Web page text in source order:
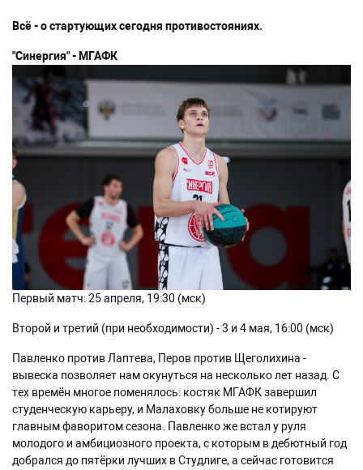
Всё - о стартующих сегодня противостояниях.
"Синергия" - МГАФК
Первый матч: 25 апреля, 19:30 (мск)
Второй и третий (при необходимости) - 3 и 4 мая, 16:00 (мск)
Павленко против Лаптева, Перов против Щеголихина -
вывеска позволяет нам окунуться на несколько лет назад. С
тех времён многое поменялось: костяк МГАФК завершил
студенческую карьеру, и Малаховку больше не котируют
главным фаворитом сезона. Павленко же встал у руля
молодого и амбициозного проекта, с которым в дебютный год
добрался до пятёрки лучших в Студлиге, а сейчас готовится